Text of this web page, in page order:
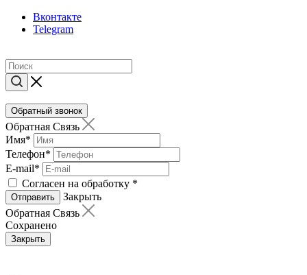
Вконтакте
Telegram
Обратный звонок
Обратная Связь
Имя*
Телефон*
E-mail*
Согласен на обработку *
Отправить
Закрыть
Обратная Связь
Сохранено
Закрыть